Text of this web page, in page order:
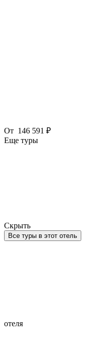
От 146 591 ₽
Еще туры
Скрыть
Все туры в этот отель
отеля